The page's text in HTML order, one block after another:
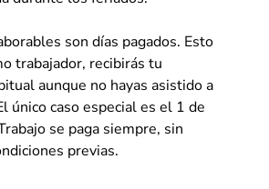
son días pagados. Esto
trabajador, recibirás tu
aunque no hayas asistido a
único caso especial es el 1 de
se paga siempre, sin
previas.